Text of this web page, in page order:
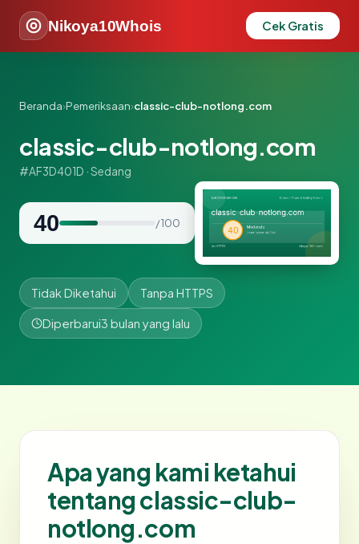
Nikoya10Whois Cek Gratis
Beranda›Pemeriksaan›classic-club-notlong.com
classic-club-notlong.com
#AF3D401D · Sedang
40 / 100
Tidak Diketahui Tanpa HTTPS
Diperbarui3 bulan yang lalu
Apa yang kami ketahui
tentang classic-club-
notlong.com